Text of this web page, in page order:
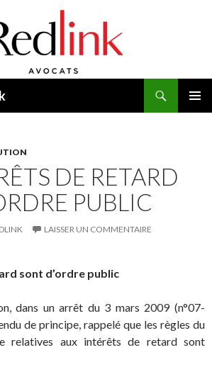
DE RETARD
PUBLIC
LAISSER UN COMMENTAIRE
sont d’ordre public
dans un arrêt du 3 mars 2009 (n°07-
de principe, rappelé que les règles du
relatives aux intérêts de retard sont